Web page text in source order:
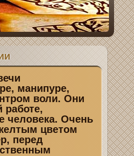
манипуре,
воли. Они
работе,
человека. Очень
цветом
перед